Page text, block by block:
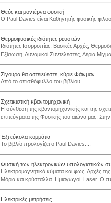
Θεός και μοντέρνα φυσική
O Paul Davies είναι Καθηγητής φυσικής
Θερμοφυσικές ιδιότητες ρευστών
Ιδιότητες Ισορροπίας, Βασικές Αρχές,
Εξίσωση, Δυναμικοί Συντελεστές, Αέρια
Σίγουρα θα αστειεύεστε, κύριε Φάινμαν
Από το οπισθόφυλλο του βιβλίου...
Σχετικιστική κβαντομηχανική
Η σύνθεση της κβαντομηχανικής και της
επιτεύγματα της Φυσικής του αιώνα μας.
Έξι εύκολα κομμάτια
Το βιβλίο προλογίζει ο Paul Davies....
Φυσική των ηλεκτρονικών υπολογιστικών
Ηλεκτρομαγνητικά κύματα και φως. Αρχές
Μόρια και κρύσταλλα. Ημιαγωγοί. Laser. Ο
Ηλεκτρικές μετρήσεις